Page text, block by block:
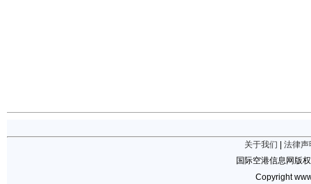
关于我们
法律声
国际空港信息网版
Copyright